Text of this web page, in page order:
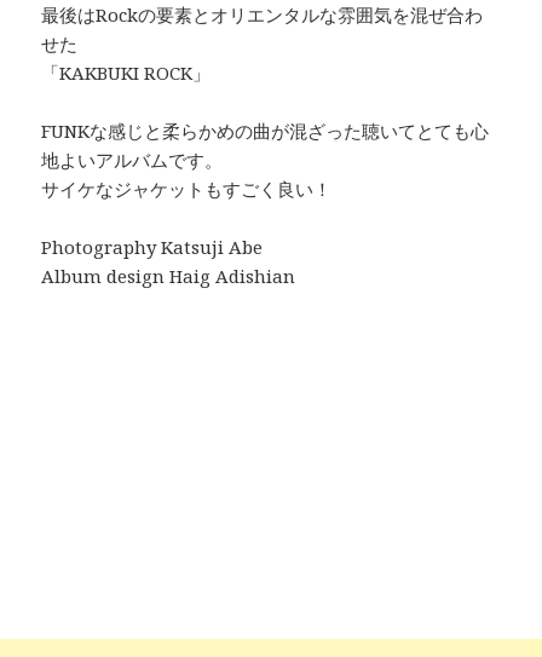
最後はRockの要素とオリエンタルな雰囲気を混ぜ合わ
せた
「KAKBUKI ROCK」
FUNKな感じと柔らかめの曲が混ざった聴いてとても心
地よいアルバムです。
サイケなジャケットもすごく良い！
Photography Katsuji Abe
Album design Haig Adishian